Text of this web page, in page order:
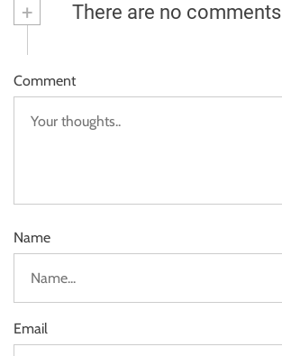
+ There are no comments
Comment
Name
Email